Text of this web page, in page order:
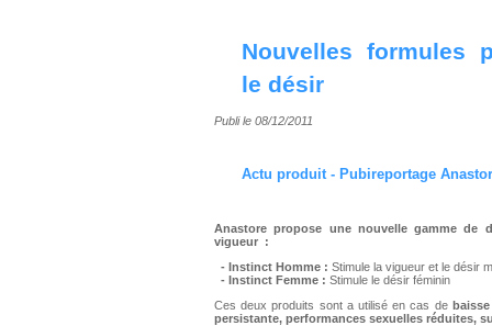
Nouvelles formules
le désir
Publi le 08/12/2011
Actu produit - Pubireportage
Anastore propose une nouvelle gamme de
vigueur :
- Instinct Homme : Stimule la vigueur et le désir
- Instinct Femme : Stimule le désir féminin
Ces deux produits sont a utilisé en cas de
persistante, performances sexuelles réduites,